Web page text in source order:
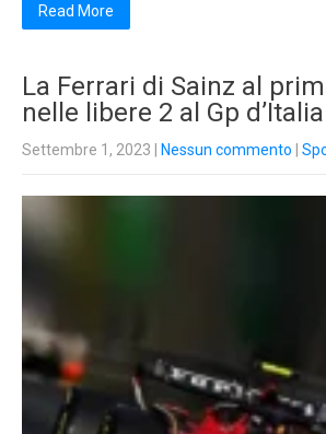
Read More
La Ferrari di Sainz al
nelle libere 2 al Gp d’Italia
Settembre 1, 2023 Nessun commento